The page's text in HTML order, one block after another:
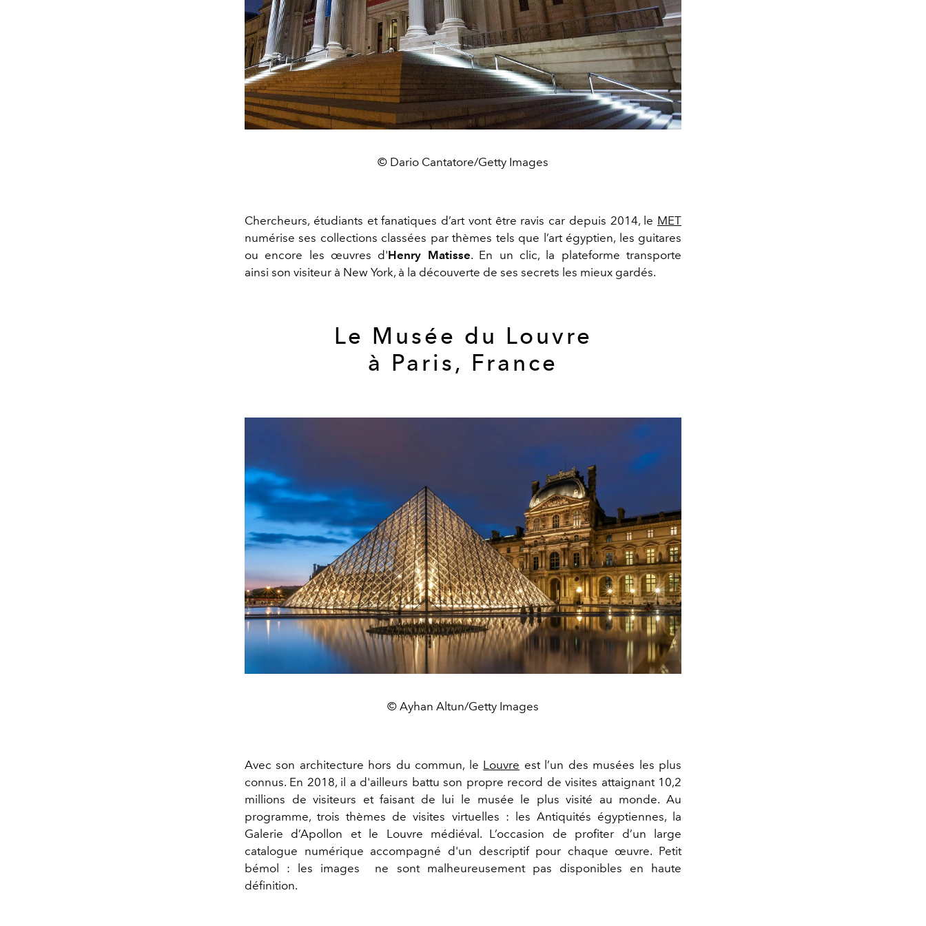
© Dario Cantatore/Getty Images
Chercheurs, étudiants et fanatiques d’art vont être ravis car depuis 2014, le MET
numérise ses collections classées par thèmes tels que l’art égyptien, les guitares
ou encore les œuvres d'Henry Matisse. En un clic, la plateforme transporte
ainsi son visiteur à New York, à la découverte de ses secrets les mieux gardés.
Le Musée du Louvre
à Paris, France
© Ayhan Altun/Getty Images
Avec son architecture hors du commun, le Louvre est l’un des musées les plus
connus. En 2018, il a d'ailleurs battu son propre record de visites attaignant 10,2
millions de visiteurs et faisant de lui le musée le plus visité au monde. Au
programme, trois thèmes de visites virtuelles : les Antiquités égyptiennes, la
Galerie d’Apollon et le Louvre médiéval. L’occasion de profiter d’un large
catalogue numérique accompagné d'un descriptif pour chaque œuvre. Petit
bémol : les images ne sont malheureusement pas disponibles en haute
définition.